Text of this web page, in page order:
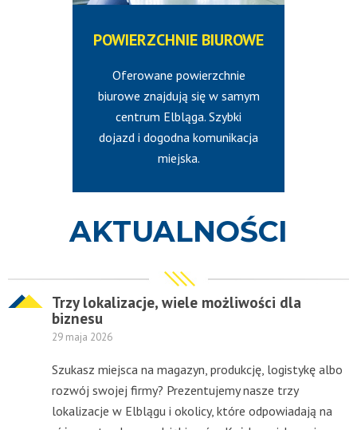
POWIERZCHNIE BIUROWE
Oferowane powierzchnie
biurowe znajdują się w samym
centrum Elbląga. Szybki
dojazd i dogodna komunikacja
miejska.
AKTUALNOŚCI
Trzy lokalizacje, wiele możliwości dla
biznesu
29 maja 2026
Szukasz miejsca na magazyn, produkcję, logistykę albo
rozwój swojej firmy? Prezentujemy nasze trzy
lokalizacje w Elblągu i okolicy, które odpowiadają na